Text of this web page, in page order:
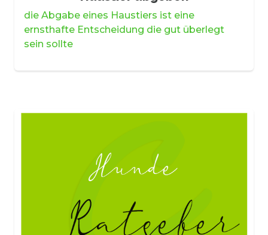
die Abgabe eines Haustiers ist eine
ernsthafte Entscheidung die gut überlegt
sein sollte